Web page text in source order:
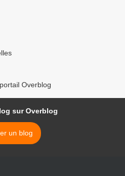
Overblog
sur Overblog
un blog